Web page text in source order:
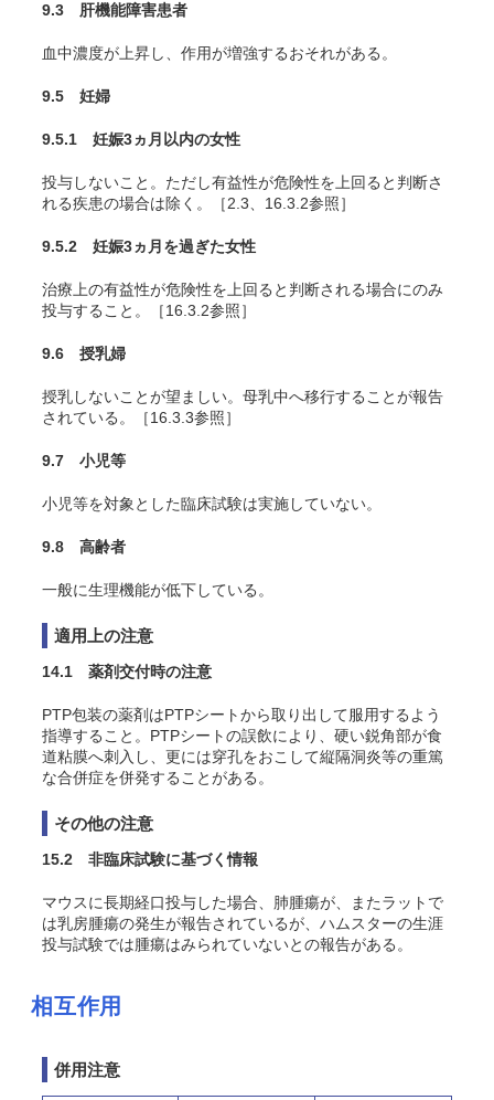
9.3 肝機能障害患者
血中濃度が上昇し、作用が増強するおそれがある。
9.5 妊婦
9.5.1 妊娠3ヵ月以内の女性
投与しないこと。ただし有益性が危険性を上回ると判断さ
れる疾患の場合は除く。［2.3、16.3.2参照］
9.5.2 妊娠3ヵ月を過ぎた女性
治療上の有益性が危険性を上回ると判断される場合にのみ
投与すること。［16.3.2参照］
9.6 授乳婦
授乳しないことが望ましい。母乳中へ移行することが報告
されている。［16.3.3参照］
9.7 小児等
小児等を対象とした臨床試験は実施していない。
9.8 高齢者
一般に生理機能が低下している。
適用上の注意
14.1 薬剤交付時の注意
PTP包装の薬剤はPTPシートから取り出して服用するよう
指導すること。PTPシートの誤飲により、硬い鋭角部が食
道粘膜へ刺入し、更には穿孔をおこして縦隔洞炎等の重篤
な合併症を併発することがある。
その他の注意
15.2 非臨床試験に基づく情報
マウスに長期経口投与した場合、肺腫瘍が 、またラットで
は乳房腫瘍の発生が報告されているが 、ハムスターの生涯
投与試験では腫瘍はみられていないとの報告がある 。
相互作用
併用注意